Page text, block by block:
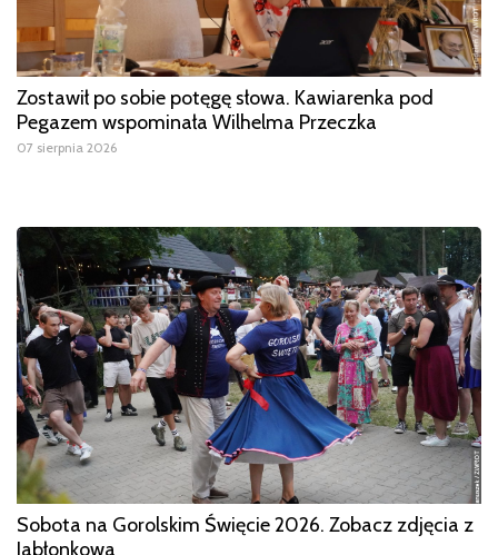
Zostawił po sobie potęgę słowa. Kawiarenka pod
Pegazem wspominała Wilhelma Przeczka
07 sierpnia 2026
Sobota na Gorolskim Święcie 2026. Zobacz zdjęcia z
Jabłonkowa